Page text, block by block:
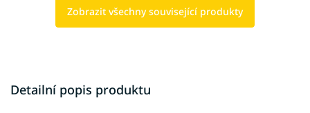
Zobrazit všechny související produkty
Detailní popis produktu